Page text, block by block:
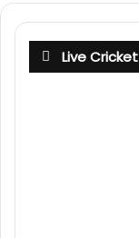
Live Cricket